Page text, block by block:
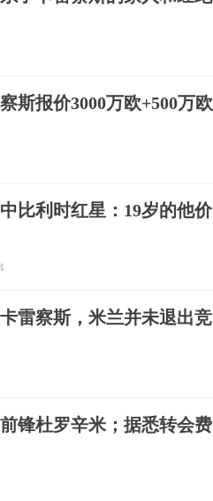
斯报价3000万欧+500万欧
比利时红星：19岁的他价
雷察斯，米兰并未退出竞
锋杜罗辛米；据悉转会费